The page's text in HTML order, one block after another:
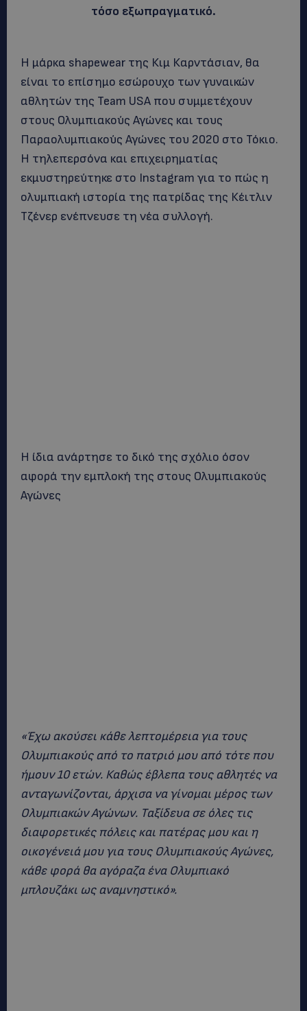
τόσο εξωπραγματικό.
Η μάρκα shapewear της Κιμ Καρντάσιαν, θα
είναι το επίσημο εσώρουχο των γυναικών
αθλητών της Team USA που συμμετέχουν
στους Ολυμπιακούς Αγώνες και τους
Παραολυμπιακούς Αγώνες του 2020 στο Τόκιο.
Η τηλεπερσόνα και επιχειρηματίας
εκμυστηρεύτηκε στο Instagram για το πώς η
ολυμπιακή ιστορία της πατρίδας της Κέιτλιν
Τζένερ ενέπνευσε τη νέα συλλογή.
Η ίδια ανάρτησε το δικό της σχόλιο όσον
αφορά την εμπλοκή της στους Ολυμπιακούς
Αγώνες
«Έχω ακούσει κάθε λεπτομέρεια για τους
Ολυμπιακούς από το πατριό μου από τότε που
ήμουν 10 ετών. Καθώς έβλεπα τους αθλητές να
ανταγωνίζονται, άρχισα να γίνομαι μέρος των
Ολυμπιακών Αγώνων. Ταξίδευα σε όλες τις
διαφορετικές πόλεις και πατέρας μου και η
οικογένειά μου για τους Ολυμπιακούς Αγώνες,
κάθε φορά θα αγόραζα ένα Ολυμπιακό
μπλουζάκι ως αναμνηστικό».